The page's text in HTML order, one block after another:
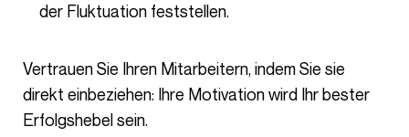
der Fluktuation feststellen.
Vertrauen Sie Ihren Mitarbeitern, indem Sie sie
direkt einbeziehen: Ihre Motivation wird Ihr bester
Erfolgshebel sein.